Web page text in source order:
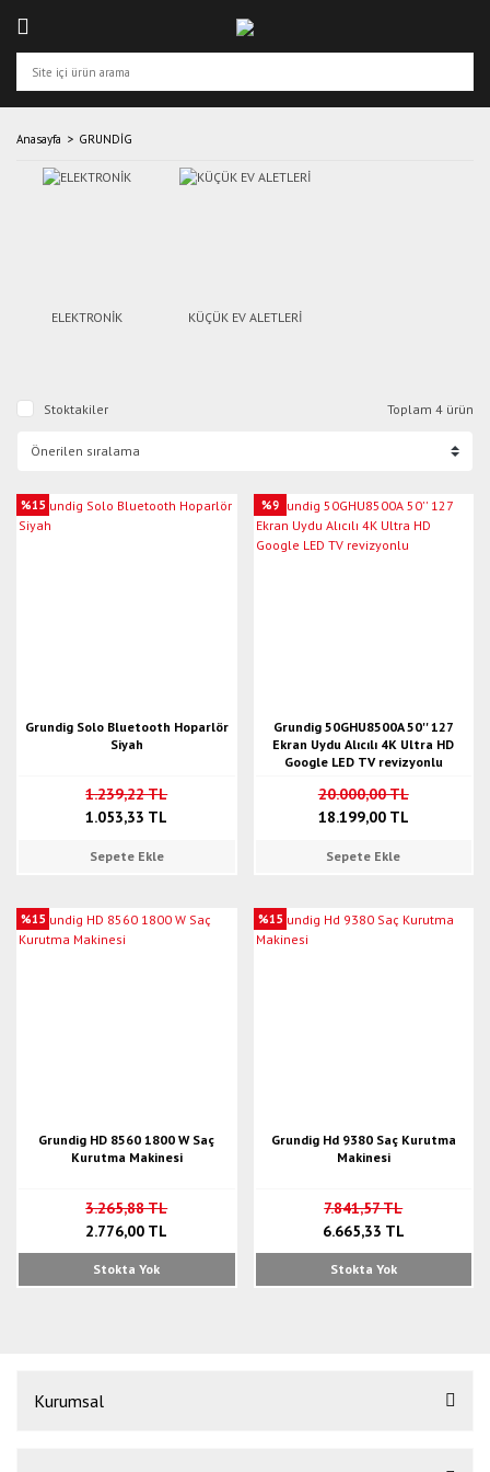
Anasayfa GRUNDİG
ELEKTRONİK KÜÇÜK EV ALETLERİ
Stoktakiler Toplam 4 ürün
%15
Grundig Solo Bluetooth Hoparlör
Siyah
1.239,22 TL
1.053,33 TL
Sepete Ekle
%9
Grundig 50GHU8500A 50'' 127
Ekran Uydu Alıcılı 4K Ultra HD
Google LED TV revizyonlu
20.000,00 TL
18.199,00 TL
Sepete Ekle
%15
Grundig HD 8560 1800 W Saç
Kurutma Makinesi
3.265,88 TL
2.776,00 TL
Stokta Yok
%15
Grundig Hd 9380 Saç Kurutma
Makinesi
7.841,57 TL
6.665,33 TL
Stokta Yok
Kurumsal